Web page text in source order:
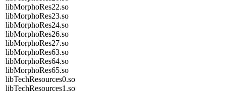
libMorphoRes22.so
libMorphoRes23.so
libMorphoRes24.so
libMorphoRes26.so
libMorphoRes27.so
libMorphoRes63.so
libMorphoRes64.so
libMorphoRes65.so
libTechResources0.so
libTechResources1.so